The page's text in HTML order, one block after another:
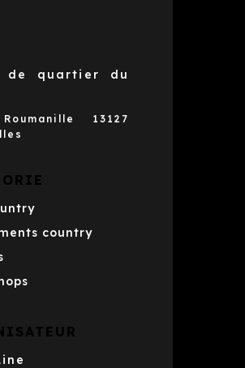
de quartier du
13127
country